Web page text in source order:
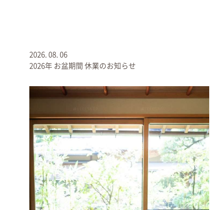
おみかみ）を主祭神とするようになりました。境内は約一
万坪という都内屈指の広さを誇り、自然に囲まれた雰囲気
現在でも、頼朝公にゆかりのある流鏑馬（やぶさめ）の神
くす光景が広がります。由緒ある歴史と神事を通じて地域
の人々の信仰を集めています。
撮影でのおすすめシーンを
ご紹介
2026. 08. 06
2026年 お盆期間 休業のお知らせ